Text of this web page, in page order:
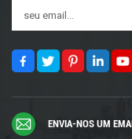
ENVIA-NOS UM